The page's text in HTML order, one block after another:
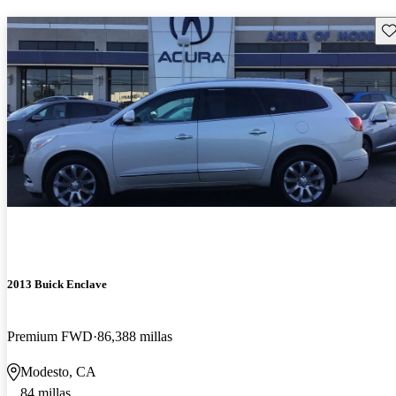
2013 Buick Enclave
Premium FWD 86,388 millas
Modesto, CA